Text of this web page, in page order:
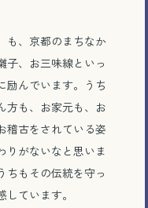
も、京都のまちなか
子、お三味線といっ
励んでいます。うち
方も、お家元も、お
稽古をされている姿
りがないなと思いま
ちもその伝統を守っ
ています。